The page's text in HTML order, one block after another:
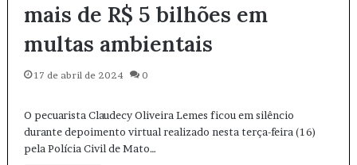
mais de R$ 5 bilhões em
multas ambientais
17 de abril de 2024 0
O pecuarista Claudecy Oliveira Lemes ficou em silêncio
durante depoimento virtual realizado nesta terça-feira (16)
pela Polícia Civil de Mato…